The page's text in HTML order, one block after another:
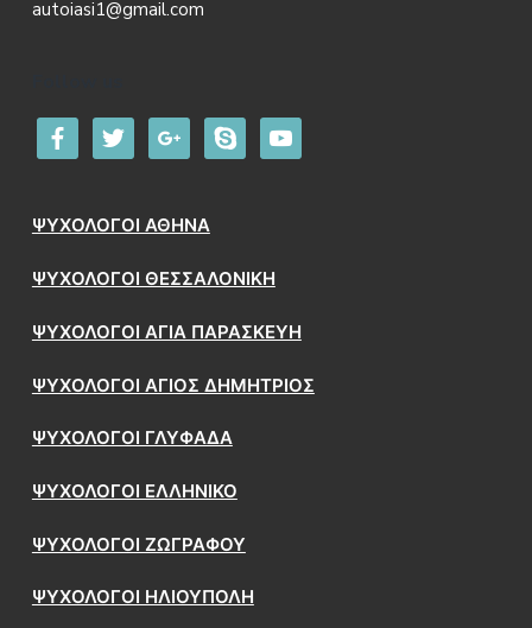
autoiasi1@gmail.com
facebooktwitter google skype youtube
ΨΥΧΟΛΟΓΟΙ ΑΘΗΝΑ
ΨΥΧΟΛΟΓΟΙ ΘΕΣΣΑΛΟΝΙΚΗ
ΨΥΧΟΛΟΓΟΙ ΑΓΙΑ ΠΑΡΑΣΚΕΥΗ
ΨΥΧΟΛΟΓΟΙ ΑΓΙΟΣ ΔΗΜΗΤΡΙΟΣ
ΨΥΧΟΛΟΓΟΙ ΓΛΥΦΑΔΑ
ΨΥΧΟΛΟΓΟΙ ΕΛΛΗΝΙΚΟ
ΨΥΧΟΛΟΓΟΙ ΖΩΓΡΑΦΟΥ
ΨΥΧΟΛΟΓΟΙ ΗΛΙΟΥΠΟΛΗ